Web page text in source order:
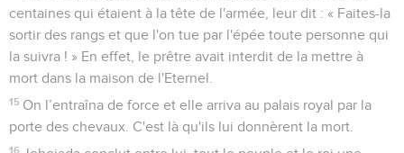
centaines qui étaient à la tête de l'armée, leur dit : « Faites-la
sortir des rangs et que l'on tue par l'épée toute personne qui
la suivra ! » En effet, le prêtre avait interdit de la mettre à
mort dans la maison de l'Eternel.
15 On l’entraîna de force et elle arriva au palais royal par la
porte des chevaux. C'est là qu'ils lui donnèrent la mort.
16